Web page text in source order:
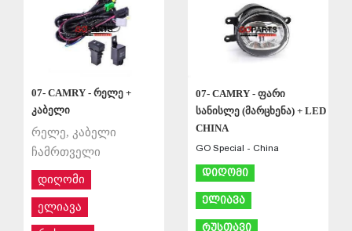
07- CAMRY - რელე +
კაბელი
რელე, კაბელი
ჩამრთველი
დიღომი
ელიავა
07- CAMRY - ფარი
სანისლე (მარცხენა) + LED
CHINA
GO Special - China
დიღომი
ელიავა
რუსთავი